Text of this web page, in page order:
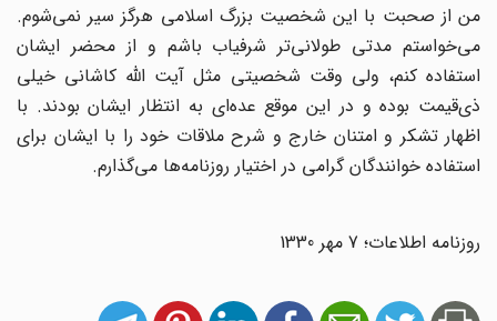
من از صحبت با این شخصیت بزرگ اسلامی هرگز سیر نمی‌شوم.
می‌خواستم مدتی طولانی‌تر شرفیاب باشم و از محضر ایشان
استفاده کنم، ولی وقت شخصیتی مثل آیت ‌الله کاشانی خیلی
ذی‌قیمت بوده و در این موقع عده‌ای به انتظار ایشان بودند. با
اظهار تشکر و امتنان خارج و شرح ملاقات خود را با ایشان برای
استفاده خوانندگان گرامی در اختیار روزنامه‌ها می‌گذارم.
روزنامه اطلاعات؛ 7 مهر 1330